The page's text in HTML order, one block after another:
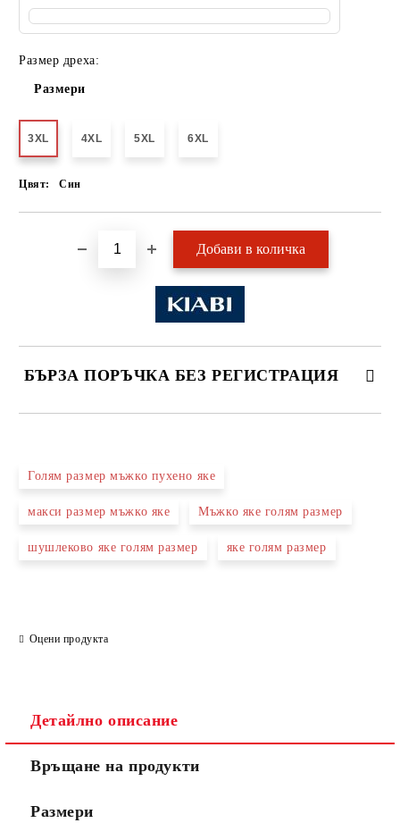
Размер дреха:
Размери
3XL 4XL 5XL 6XL
Цвят: Син
БЪРЗА ПОРЪЧКА БЕЗ РЕГИСТРАЦИЯ
Ние ще се свържем с вас в рамките на работния ден.
Голям размер мъжко пухено яке
макси размер мъжко яке Мъжко яке голям размер
шушлеково яке голям размер яке голям размер
Оцени продукта
Детайлно описание
Връщане на продукти
Размери